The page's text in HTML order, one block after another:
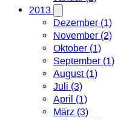
2013
Dezember (1)
November (2)
Oktober (1)
September (1)
August (1)
Juli (3)
April (1)
März (3)